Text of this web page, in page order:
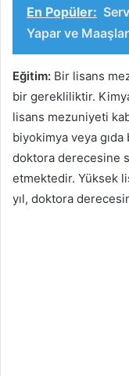
En Popüler:
Yapar ve
Eğitim: Bir lisans
bir gerekliliktir.
lisans mezuniyeti
biyokimya veya
doktora derecesine
etmektedir. Yüksek
yıl, doktora